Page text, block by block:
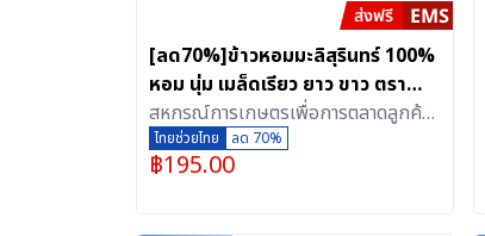
[ลด70%]ข้าวหอมมะลิสุรินทร์ 100%
หอม นุ่ม เมล็ดเรียว ยาว ขาว ตรา
สกต.สุรินทร์ (5 กิโลกรัม)
สหกรณ์การเกษตรเพื่อการตลาดลูกค้า
ธ.ก.ส.สุรินทร์ จำกัด
ไทยช่วยไทย ลด 70%
฿195.00